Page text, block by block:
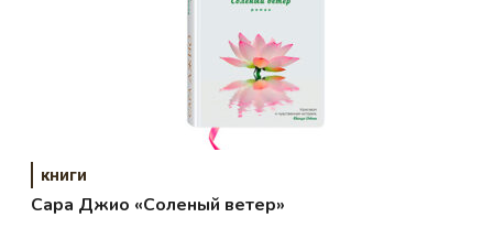
книги
Сара Джио «Соленый ветер»